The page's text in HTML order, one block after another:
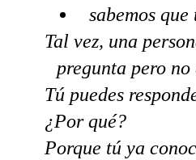
sabemos que
Tal vez, una
pregunta pero no
Tú puedes
¿Por qué?
Porque tú ya